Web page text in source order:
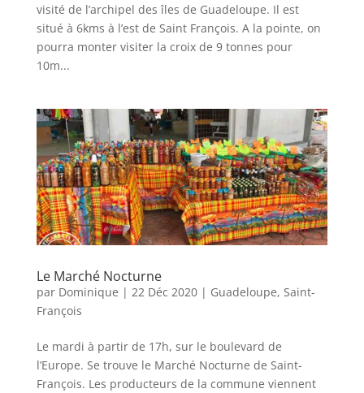
visité de l’archipel des îles de Guadeloupe. Il est
situé à 6kms à l’est de Saint François. A la pointe, on
pourra monter visiter la croix de 9 tonnes pour
10m...
Le Marché Nocturne
par Dominique | 22 Déc 2020| Guadeloupe, Saint-
François
Le mardi à partir de 17h, sur le boulevard de
l’Europe. Se trouve le Marché Nocturne de Saint-
François. Les producteurs de la commune viennent